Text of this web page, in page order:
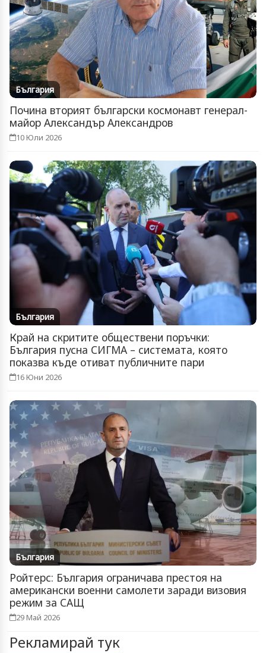
България
Почина вторият български космонавт генерал-
майор Александър Александров
10 Юли 2026
България
Край на скритите обществени поръчки:
България пусна СИГМА – системата, която
показва къде отиват публичните пари
16 Юни 2026
България
Ройтерс: България ограничава престоя на
американски военни самолети заради визовия
режим за САЩ
29 Май 2026
Рекламирай тук